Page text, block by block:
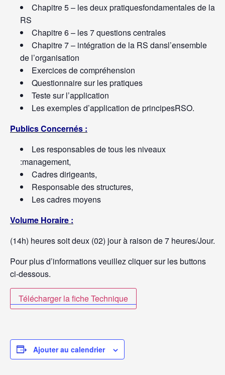
Chapitre 5 – les deux pratiquesfondamentales de la
RS
Chapitre 6 – les 7 questions centrales
Chapitre 7 – intégration de la RS dansl’ensemble
de l’organisation
Exercices de compréhension
Questionnaire sur les pratiques
Teste sur l’application
Les exemples d’application de principesRSO.
Publics Concernés :
Les responsables de tous les niveaux
:management,
Cadres dirigeants,
Responsable des structures,
Les cadres moyens
Volume Horaire :
(14h) heures soit deux (02) jour à raison de 7 heures/Jour.
Pour plus d’informations veuillez cliquer sur les buttons
ci-dessous.
Télécharger la fiche Technique
Ajouter au calendrier